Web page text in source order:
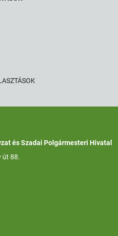
és Szadai Polgármesteri Hivatal
út 88.